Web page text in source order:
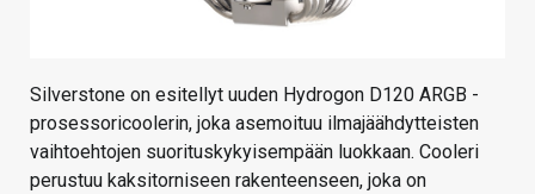
Silverstone on esitellyt uuden Hydrogon D120 ARGB -
prosessoricoolerin, joka asemoituu ilmajäähdytteisten
vaihtoehtojen suorituskykyisempään luokkaan. Cooleri
perustuu kaksitorniseen rakenteenseen, joka on